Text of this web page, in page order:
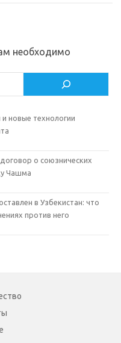
ь необходимо
новые технологии
о союзнических
Чашма
в Узбекистан: что
против него